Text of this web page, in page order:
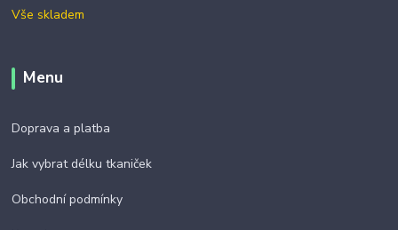
Vše skladem
Menu
Doprava a platba
Jak vybrat délku tkaniček
Obchodní podmínky